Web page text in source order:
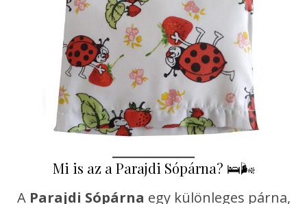
Mi is az a Parajdi Sópárna? 🛌🌬️
A Parajdi Sópárna egy különleges párna,